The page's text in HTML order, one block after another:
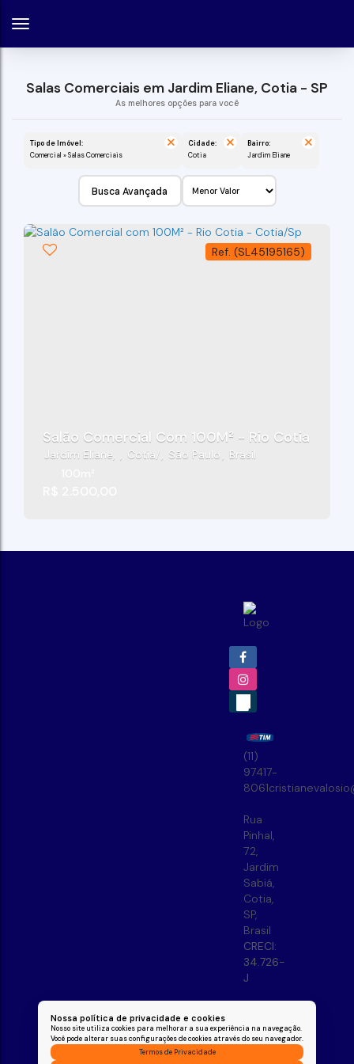
Nossa política de privacidade e cookies
Nosso site utiliza cookies para melhorar a sua experiência na navegação.
Você pode alterar suas configurações de cookies através do seu navegador.
Termos de Privacidade
Salas Comerciais em Jardim Eliane, Cotia - SP
Tipo de Imóvel:
Comercial » Salas Comerciais
Cidade:
Cotia
Bairro:
Jardim Eliane
Busca Avançada
(SL45195165)
Salão Comercial Com 100M² - Rio Cotia -
Jardim Eliane Cotia São Paulo
Brasil
(11)
97417-
8061
Rua
Pinhal,
72,
Jardim
Sabiá,
Cotia,
SP,
Brasil
CRECI:
34.726-
J